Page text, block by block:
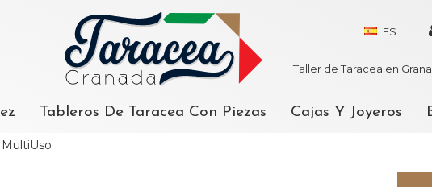
ES
Tableros De Taracea Con Piezas Cajas Y Joyeros
Taller de Taracea en